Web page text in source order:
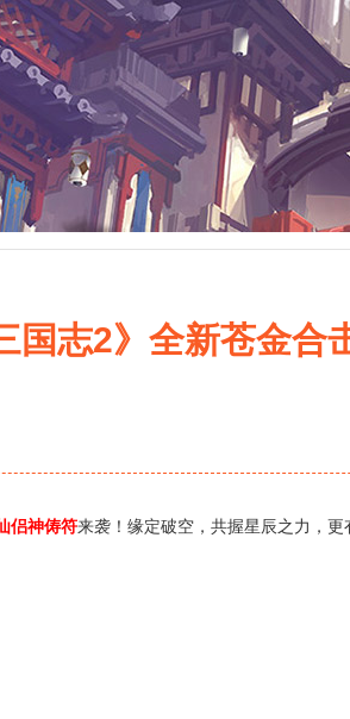
国志2》全新苍金合
侣神俦符来袭！缘定破空，共握星辰之力，更